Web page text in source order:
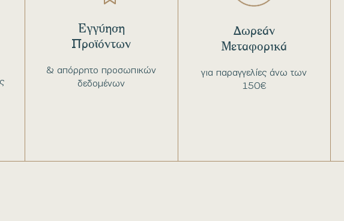
& απόρρητο προσωπικών
δεδομένων
Εγγύηση
Προϊόντων
για παραγγελίες άνω των
150€
Δωρεάν
Μεταφορικά